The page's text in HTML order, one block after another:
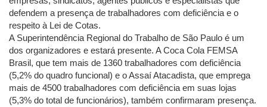
defendem a presença de trabalhadores com deficiência e o
respeito à Lei de Cotas.
A Superintendência Regional do Trabalho de São Paulo é um
dos organizadores e estará presente. A Coca Cola FEMSA
Brasil, que tem mais de 1360 trabalhadores com deficiência
(5,2% do quadro funcional) e o Assaí Atacadista, que emprega
mais de 4500 trabalhadores com deficiência em suas lojas
(5,3% do total de funcionários), também confirmaram presença.